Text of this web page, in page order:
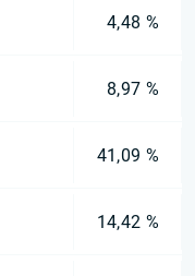
4,48 %
8,97 %
41,09 %
14,42 %